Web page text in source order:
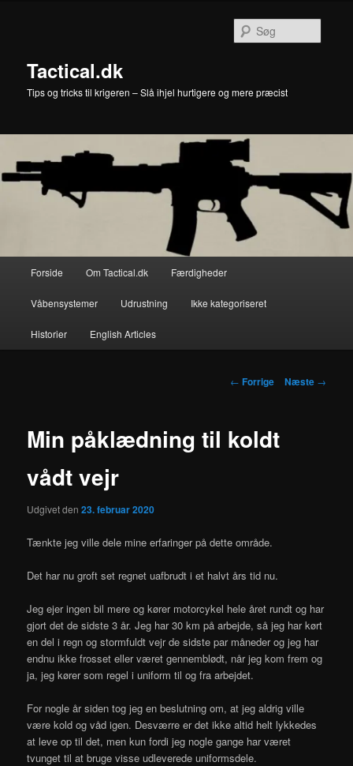
Tactical.dk
Tips og tricks til krigeren – Slå ihjel hurtigere og mere præcist
Forside Om Tactical.dk Færdigheder
Våbensystemer Udrustning Ikke kategoriseret
Historier English Articles
Indlægsnavigation
← Forrige Næste →
Min påklædning til koldt
vådt vejr
Udgivet den23. februar 2020
Tænkte jeg ville dele mine erfaringer på dette område.
Det har nu groft set regnet uafbrudt i et halvt års tid nu.
Jeg ejer ingen bil mere og kører motorcykel hele året rundt og har
gjort det de sidste 3 år. Jeg har 30 km på arbejde, så jeg har kørt
en del i regn og stormfuldt vejr de sidste par måneder og jeg har
endnu ikke frosset eller været gennemblødt, når jeg kom frem og
ja, jeg kører som regel i uniform til og fra arbejdet.
For nogle år siden tog jeg en beslutning om, at jeg aldrig ville
være kold og våd igen. Desværre er det ikke altid helt lykkedes
at leve op til det, men kun fordi jeg nogle gange har været
tvunget til at bruge visse udleverede uniformsdele.